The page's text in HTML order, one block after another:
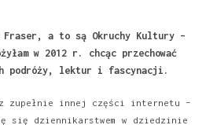
Fraser, a to są Okruchy Kultury –
w 2012 r. chcąc przechować
podróży, lektur i fascynacji.
z zupełnie innej części internetu –
się dziennikarstwem w dziedzinie